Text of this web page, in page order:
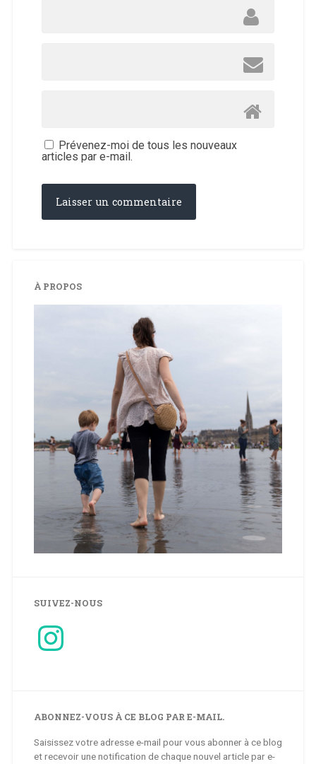
Prévenez-moi de tous les nouveaux
articles par e-mail.
À PROPOS
SUIVEZ-NOUS
Instagram
ABONNEZ-VOUS À CE BLOG PAR E-MAIL.
Saisissez votre adresse e-mail pour vous abonner à ce blog
et recevoir une notification de chaque nouvel article par e-